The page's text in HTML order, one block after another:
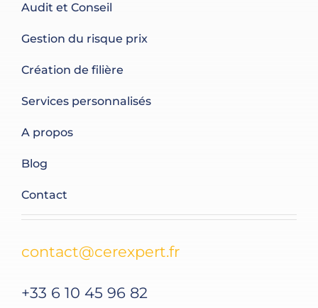
Audit et Conseil
Gestion du risque prix
Création de filière
Services personnalisés
A propos
Blog
Contact
contact@cerexpert.fr
+33 6 10 45 96 82